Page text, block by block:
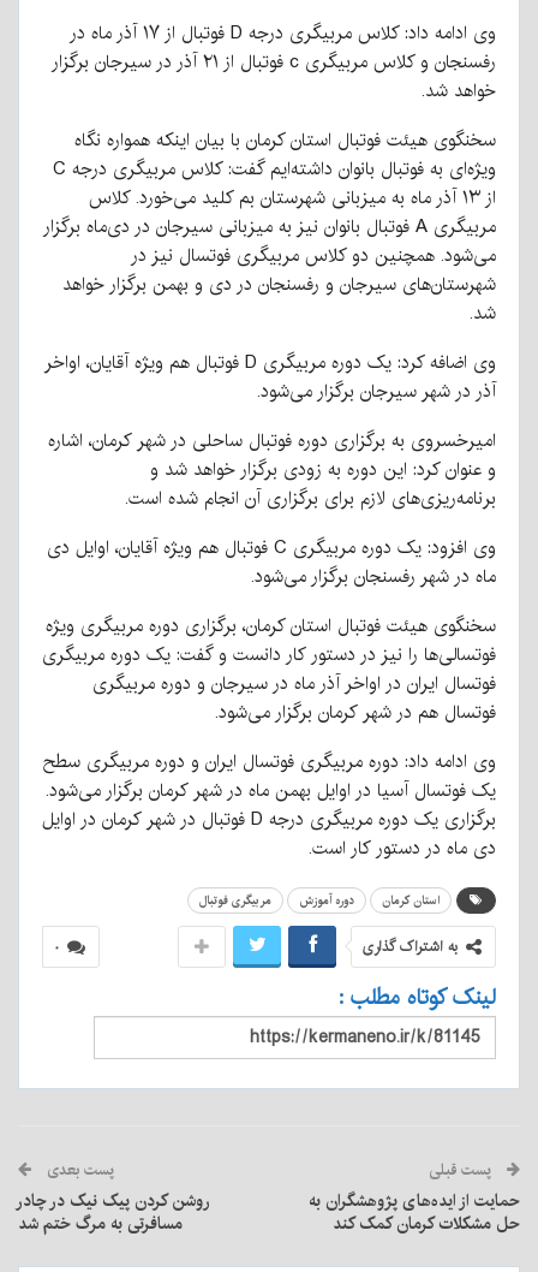
وی ادامه داد: کلاس مربیگری درجه D فوتبال از ۱۷ آذر ماه در
رفسنجان و کلاس مربیگری c فوتبال از ۲۱ آذر در سیرجان برگزار
خواهد شد.
سخنگوی هیئت فوتبال استان کرمان با بیان اینکه همواره نگاه
ویژه‌ای به فوتبال بانوان داشته‌ایم گفت: کلاس مربیگری درجه C
از ۱۳ آذر ماه به میزبانی شهرستان بم کلید می‌خورد. کلاس
مربیگری A فوتبال بانوان نیز به میزبانی سیرجان در دی‌ماه برگزار
می‌شود. همچنین دو کلاس مربیگری فوتسال نیز در
شهرستان‌های سیرجان و رفسنجان در دی و بهمن برگزار خواهد
شد.
وی اضافه کرد: یک دوره مربیگری D فوتبال هم ویژه آقایان، اواخر
آذر در شهر سیرجان برگزار می‌شود.
امیرخسروی به برگزاری دوره فوتبال ساحلی در شهر کرمان، اشاره
و عنوان کرد: این دوره به زودی برگزار خواهد شد و
برنامه‌ریزی‌های لازم برای برگزاری آن انجام شده است.
وی افزود: یک دوره مربیگری C فوتبال هم ویژه آقایان، اوایل دی
ماه در شهر رفسنجان برگزار می‌شود.
سخنگوی هیئت فوتبال استان کرمان، برگزاری دوره‌ مربیگری ویژه
فوتسالی‌ها را نیز در دستور کار دانست و گفت: یک دوره مربیگری
فوتسال ایران در اواخر آذر ماه در سیرجان و دوره مربیگری
فوتسال هم در شهر کرمان برگزار می‌شود.
وی ادامه داد: دوره مربیگری فوتسال ایران و دوره مربیگری سطح
یک فوتسال آسیا در اوایل بهمن ماه در شهر کرمان برگزار می‌شود.
برگزاری یک دوره مربیگری درجه D فوتبال در شهر کرمان در اوایل
دی ماه در دستور کار است.
استان کرمان دوره آموزش مربیگری فوتبال
۰ به اشتراک گذاری
لینک کوتاه مطلب :
پست قبلی
حمایت از ایده‌های پژوهشگران به
حل مشکلات کرمان کمک کند
پست بعدی
روشن کردن پیک نیک در چادر
مسافرتی به مرگ ختم شد